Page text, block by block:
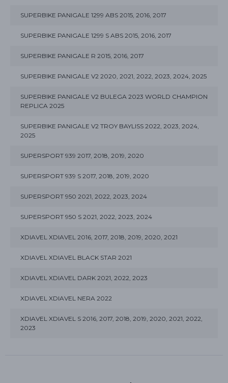
SUPERBIKE PANIGALE 1299 ABS 2015, 2016, 2017
SUPERBIKE PANIGALE 1299 S ABS 2015, 2016, 2017
SUPERBIKE PANIGALE R 2015, 2016, 2017
SUPERBIKE PANIGALE V2 2020, 2021, 2022, 2023, 2024, 2025
SUPERBIKE PANIGALE V2 BULEGA 2023 WORLD CHAMPION
REPLICA 2025
SUPERBIKE PANIGALE V2 TROY BAYLISS 2022, 2023, 2024,
2025
SUPERSPORT 939 2017, 2018, 2019, 2020
SUPERSPORT 939 S 2017, 2018, 2019, 2020
SUPERSPORT 950 2021, 2022, 2023, 2024
SUPERSPORT 950 S 2021, 2022, 2023, 2024
XDIAVEL XDIAVEL 2016, 2017, 2018, 2019, 2020, 2021
XDIAVEL XDIAVEL BLACK STAR 2021
XDIAVEL XDIAVEL DARK 2021, 2022, 2023
XDIAVEL XDIAVEL NERA 2022
XDIAVEL XDIAVEL S 2016, 2017, 2018, 2019, 2020, 2021, 2022,
2023